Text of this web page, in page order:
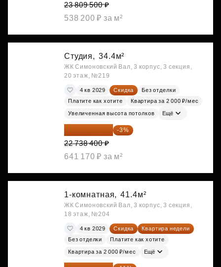
23 809 500 ₽
538 200 ₽ за м²
Студия, 34.4м²
ЖК Симоновский Вал, 3 корпус, 3 секция,
20 этаж, №219
4 кв 2029 Скидка
Без отделки
Платите как хотите
Квартира за 2 000 ₽/мес
Увеличенная высота потолков Ещё
22 056 248 ₽ -3%
22 738 400 ₽
641 170 ₽ за м²
1-комнатная, 41.4м²
ЖК Симоновский Вал, 3 корпус, 3 секция,
18 этаж, №204
4 кв 2029 Скидка
Квартира недели
Без отделки
Платите как хотите
Квартира за 2 000 ₽/мес Ещё